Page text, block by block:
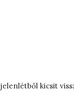
kicsit